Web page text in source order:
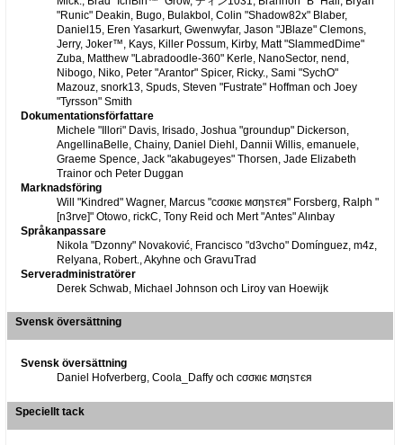
"Runic" Deakin, Bugo, Bulakbol, Colin "Shadow82x" Blaber,
Daniel15, Eren Yasarkurt, Gwenwyfar, Jason "JBlaze" Clemons,
Jerry, Joker™, Kays, Killer Possum, Kirby, Matt "SlammedDime"
Zuba, Matthew "Labradoodle-360" Kerle, NanoSector, nend,
Nibogo, Niko, Peter "Arantor" Spicer, Ricky., Sami "SychO"
Mazouz, snork13, Spuds, Steven "Fustrate" Hoffman och Joey
"Tyrsson" Smith
Dokumentationsförfattare
Michele "Illori" Davis, Irisado, Joshua "groundup" Dickerson,
AngellinaBelle, Chainy, Daniel Diehl, Dannii Willis, emanuele,
Graeme Spence, Jack "akabugeyes" Thorsen, Jade Elizabeth
Trainor och Peter Duggan
Marknadsföring
Will "Kindred" Wagner, Marcus "cσσкιє мσηѕтєя" Forsberg, Ralph "
[n3rve]" Otowo, rickC, Tony Reid och Mert "Antes" Alınbay
Språkanpassare
Nikola "Dzonny" Novaković, Francisco "d3vcho" Domínguez, m4z,
Relyana, Robert., Akyhne och GravuTrad
Serveradministratörer
Derek Schwab, Michael Johnson och Liroy van Hoewijk
Svensk översättning
Svensk översättning
Daniel Hofverberg, Coola_Daffy och cσσкιє мσηѕтєя
Speciellt tack